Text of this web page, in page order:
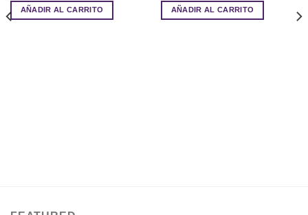
original
era:
actual
es:
AÑADIR AL CARRITO
original
era:
actual
es:
AÑADIR AL CARRITO